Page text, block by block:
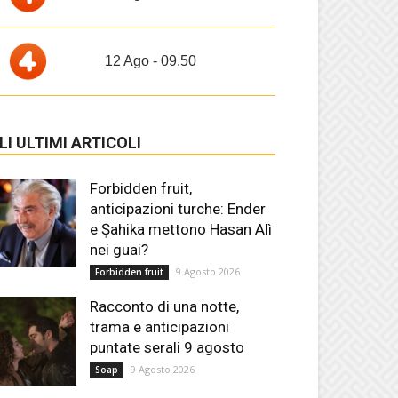
12 Ago - 09.50
ULTIMI ARTICOLI
Forbidden fruit,
anticipazioni turche: Ender
e Şahika mettono Hasan Alì
nei guai?
Forbidden fruit 9 Agosto 2026
Racconto di una notte,
trama e anticipazioni
puntate serali 9 agosto
Soap 9 Agosto 2026